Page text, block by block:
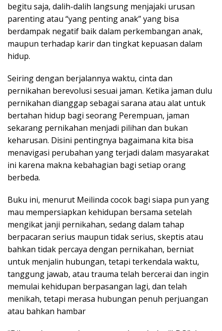
begitu saja, dalih-dalih langsung menjajaki urusan
parenting atau “yang penting anak” yang bisa
berdampak negatif baik dalam perkembangan anak,
maupun terhadap karir dan tingkat kepuasan dalam
hidup.
Seiring dengan berjalannya waktu, cinta dan
pernikahan berevolusi sesuai jaman. Ketika jaman dulu
pernikahan dianggap sebagai sarana atau alat untuk
bertahan hidup bagi seorang Perempuan, jaman
sekarang pernikahan menjadi pilihan dan bukan
keharusan. Disini pentingnya bagaimana kita bisa
menavigasi perubahan yang terjadi dalam masyarakat
ini karena makna kebahagian bagi setiap orang
berbeda.
Buku ini, menurut Meilinda cocok bagi siapa pun yang
mau mempersiapkan kehidupan bersama setelah
mengikat janji pernikahan, sedang dalam tahap
berpacaran serius maupun tidak serius, skeptis atau
bahkan tidak percaya dengan pernikahan, berniat
untuk menjalin hubungan, tetapi terkendala waktu,
tanggung jawab, atau trauma telah bercerai dan ingin
memulai kehidupan berpasangan lagi, dan telah
menikah, tetapi merasa hubungan penuh perjuangan
atau bahkan hambar